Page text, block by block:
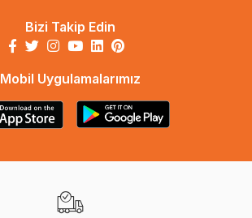
Bizi Takip Edin
Mobil Uygulamalarımız